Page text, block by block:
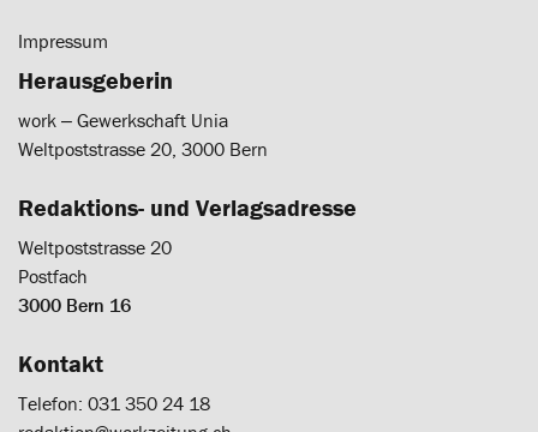
Impressum
Herausgeberin
work ‒ Gewerkschaft Unia
Weltpoststrasse 20, 3000 Bern
Redaktions- und Verlagsadresse
Weltpoststrasse 20
Postfach
3000 Bern 16
Kontakt
Telefon: 031 350 24 18